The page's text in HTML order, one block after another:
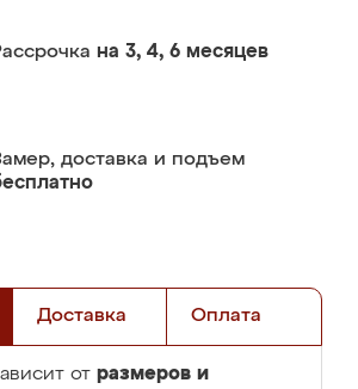
на 3, 4, 6 месяцев
доставка и подъем
Доставка Оплата
от размеров и